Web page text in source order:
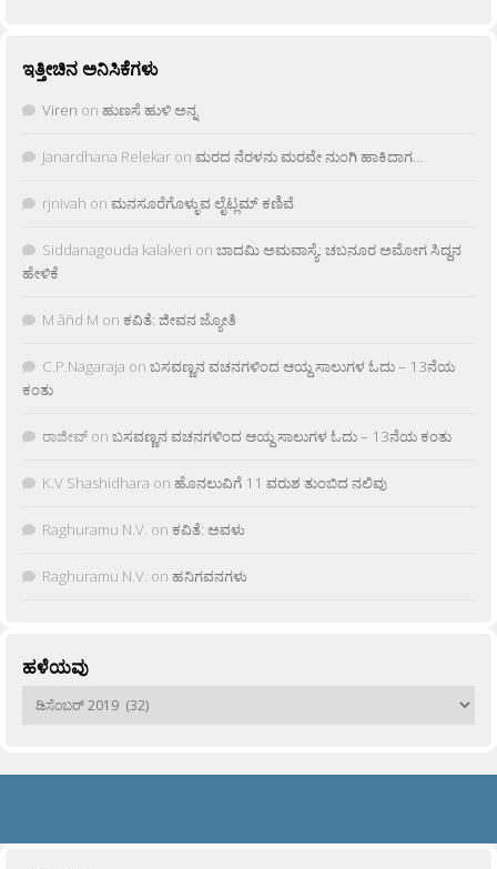
ಇತ್ತೀಚಿನ ಅನಿಸಿಕೆಗಳು
Viren on ಹುಣಸೆ ಹುಳಿ ಅನ್ನ
Janardhana Relekar on ಮರದ ನೆರಳನು ಮರವೇ ನುಂಗಿ ಹಾಕಿದಾಗ…
rjnivah on ಮನಸೂರೆಗೊಳ್ಳುವ ಲೈಟ್ಲಮ್ ಕಣಿವೆ
Siddanagouda kalakeri on ಬಾದಮಿ ಅಮವಾಸ್ಯೆ: ಚಬನೂರ ಅಮೋಗ ಸಿದ್ದನ
ಹೇಳಿಕೆ
M âñd M on ಕವಿತೆ: ಜೀವನ ಜ್ಯೋತಿ
C.P.Nagaraja on ಬಸವಣ್ಣನ ವಚನಗಳಿಂದ ಆಯ್ದ ಸಾಲುಗಳ ಓದು – 13ನೆಯ
ಕಂತು
ರಾಜೀವ್ on ಬಸವಣ್ಣನ ವಚನಗಳಿಂದ ಆಯ್ದ ಸಾಲುಗಳ ಓದು – 13ನೆಯ ಕಂತು
K.V Shashidhara on ಹೊನಲುವಿಗೆ 11 ವರುಶ ತುಂಬಿದ ನಲಿವು
Raghuramu N.V. on ಕವಿತೆ: ಅವಳು
Raghuramu N.V. on ಹನಿಗವನಗಳು
ಹಳೆಯವು
ಹಳೆಯವು